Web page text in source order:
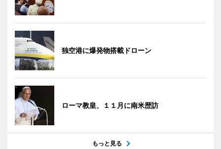
独空港に爆発物搭載ドローン
ローマ教皇、１１月に南米歴訪
もっと見る